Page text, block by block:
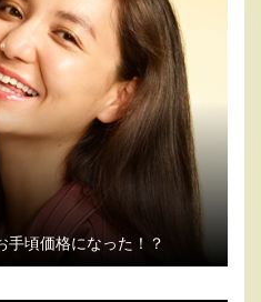
手頃価格になった！？